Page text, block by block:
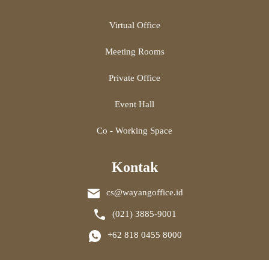
Virtual Office
Meeting Rooms
Private Office
Event Hall
Co - Working Space
Kontak
cs@wayangoffice.id
(021) 3885-9001
+62 818 0455 8000